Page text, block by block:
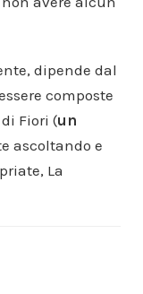
dipende dal
composte
Fiori (un
ascoltando e
La